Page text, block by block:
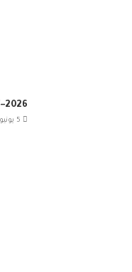
2026–2027م
5 يونيو، 2026